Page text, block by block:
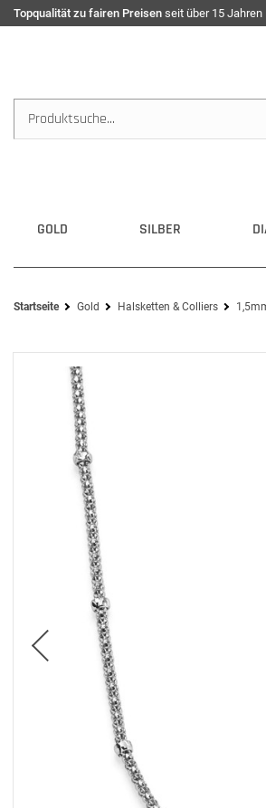
Topqualität zu fairen Preisen seit über 15 Jahren
GOLD SILBER
Startseite Gold Halsketten & Colliers